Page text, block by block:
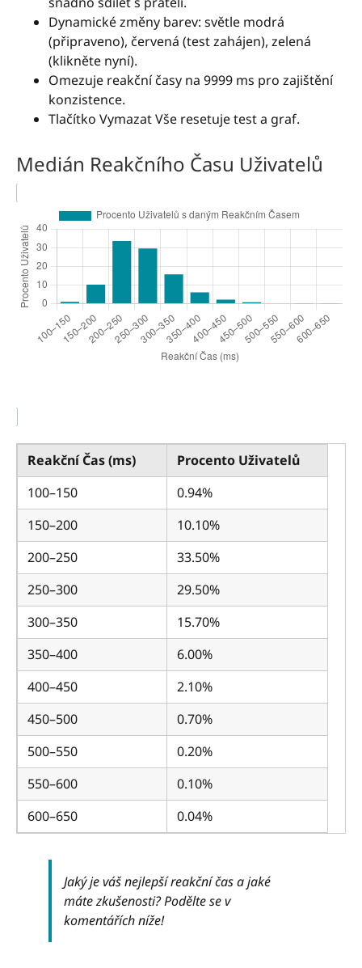
Dynamické změny barev: světle modrá
(připraveno), červená (test zahájen), zelená
(klikněte nyní).
Omezuje reakční časy na 9999 ms pro zajištění
konzistence.
Tlačítko Vymazat Vše resetuje test a graf.
Medián Reakčního Času Uživatelů
Reakční Čas (ms)
Procento Uživatelů
100–150
0.94%
150–200
10.10%
200–250
33.50%
250–300
29.50%
300–350
15.70%
350–400
6.00%
400–450
2.10%
450–500
0.70%
500–550
0.20%
550–600
0.10%
600–650
0.04%
Jaký je váš nejlepší reakční čas a jaké
máte zkušenosti? Podělte se v
komentářích níže!